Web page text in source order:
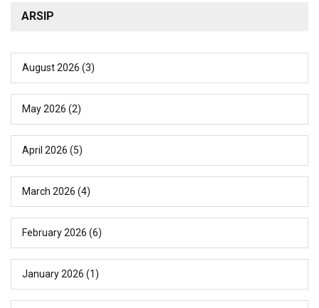
ARSIP
August 2026 (3)
May 2026 (2)
April 2026 (5)
March 2026 (4)
February 2026 (6)
January 2026 (1)